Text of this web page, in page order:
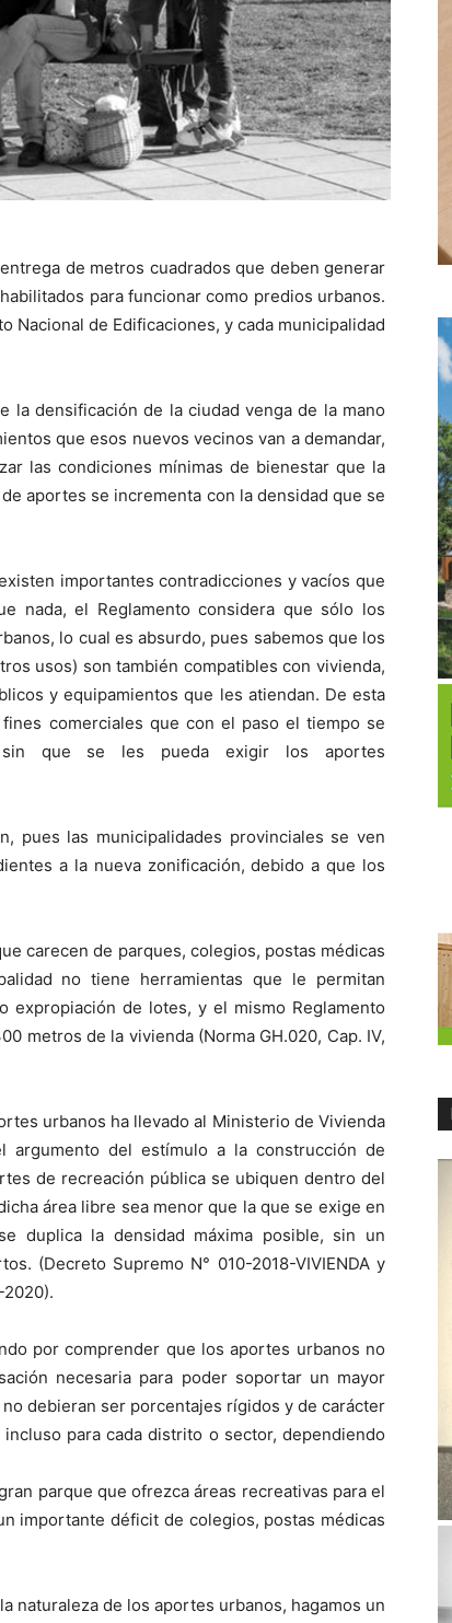
de metros cuadrados que deben generar
para funcionar como predios urbanos.
Nacional de Edificaciones, y cada municipalidad
la densificación de la ciudad venga de la mano
que esos nuevos vecinos van a demandar,
las condiciones mínimas de bienestar que la
aportes se incrementa con la densidad que se
importantes contradicciones y vacíos que
nada, el Reglamento considera que sólo los
lo cual es absurdo, pues sabemos que los
usos) son también compatibles con vivienda,
y equipamientos que les atiendan. De esta
comerciales que con el paso el tiempo se
sin que se les pueda exigir los aportes
pues las municipalidades provinciales se ven
a la nueva zonificación, debido a que los
carecen de parques, colegios, postas médicas
no tiene herramientas que le permitan
expropiación de lotes, y el mismo Reglamento
metros de la vivienda (Norma GH.020, Cap. IV,
urbanos ha llevado al Ministerio de Vivienda
argumento del estímulo a la construcción de
de recreación pública se ubiquen dentro del
área libre sea menor que la que se exige en
duplica la densidad máxima posible, sin un
(Decreto Supremo N° 010-2018-VIVIENDA y
por comprender que los aportes urbanos no
necesaria para poder soportar un mayor
debieran ser porcentajes rígidos y de carácter
para cada distrito o sector, dependiendo
parque que ofrezca áreas recreativas para el
importante déficit de colegios, postas médicas
naturaleza de los aportes urbanos, hagamos un